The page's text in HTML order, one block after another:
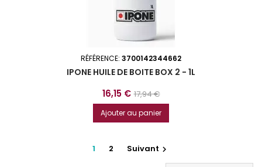
RÉFÉRENCE: 3700142344662
IPONE HUILE DE BOITE BOX 2 - 1L
Prix
16,15 € Prix
base
17,94 €
Ajouter au panier
1 2 Suivant 